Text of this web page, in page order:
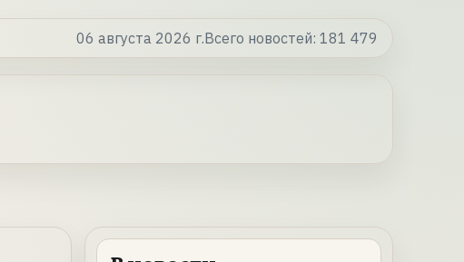
06 августа 2026 г.Всего новостей: 181 479